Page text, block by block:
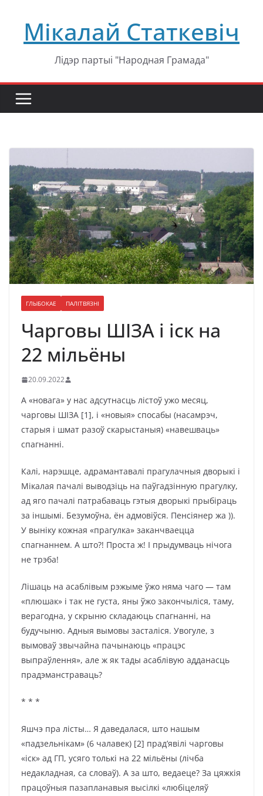
содержимому
Мікалай Статкевіч
Лідэр партыі "Народная Грамада"
ГЛЫБОКАЕ ПАЛІТВЯЗНІ
Чарговы ШІЗА і іск на
22 мільёны
20.09.2022
А «новага» у нас адсутнасць лістоў ужо месяц,
чарговы ШІЗА [1], і «новыя» спосабы (насамрэч,
старыя і шмат разоў скарыстаныя) «навешваць»
спагнанні.
Калі, нарэшце, адрамантавалі прагулачныя дворыкі і
Мікалая пачалі выводзіць на паўгадзінную прагулку,
ад яго пачалі патрабаваць гэтыя дворыкі прыбіраць
за іншымі. Безумоўна, ён адмовіўся. Пенсіянер жа )).
У выніку кожная «прагулка» заканчваецца
спагнаннем. А што?! Проста ж! І прыдумваць нічога
не трэба!
Лішаць на асаблівым рэжыме ўжо няма чаго — там
«плюшак» і так не густа, яны ўжо закончыліся, таму,
верагодна, у скрыню складаюць спагнанні, на
будучыню. Адныя вымовы засталіся. Увогуле, з
вымоваў звычайна пачынаюць «працэс
выпраўлення», але ж як тады асаблівую адданасць
прадэманстраваць?
* * *
Яшчэ пра лісты… Я даведалася, што нашым
«падзельнікам» (6 чалавек) [2] прад’явілі чарговы
«іск» ад ГП, усяго толькі на 22 мільёны (лічба
недакладная, са словаў). А за што, ведаеце? За цяжкія
працоўныя пазапланавыя высілкі «любіцеляў